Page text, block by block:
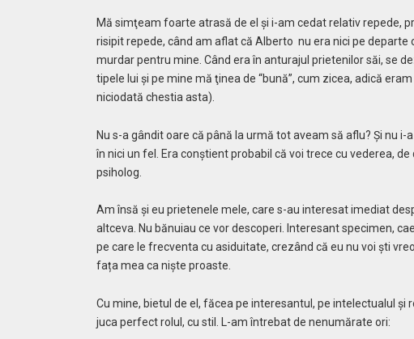
Mă simţeam foarte atrasă de el şi i-am cedat relativ repede,
risipit repede, când am aflat că Alberto nu era nici pe departe
murdar pentru mine. Când era în anturajul prietenilor săi, se
tipele lui şi pe mine mă ţinea de “bună”, cum zicea, adică
niciodată chestia asta).
Nu s-a gândit oare că până la urmă tot aveam să aflu? Şi nu
în nici un fel. Era conştient probabil că voi trece cu vederea,
psiholog.
Am însă şi eu prietenele mele, care s-au interesat imediat
altceva. Nu bănuiau ce vor descoperi. Interesant specimen,
pe care le frecventa cu asiduitate, crezând că eu nu voi şti
fața mea ca niște proaste.
Cu mine, bietul de el, făcea pe interesantul, pe intelectualul
juca perfect rolul, cu stil. L-am întrebat de nenumărate ori: